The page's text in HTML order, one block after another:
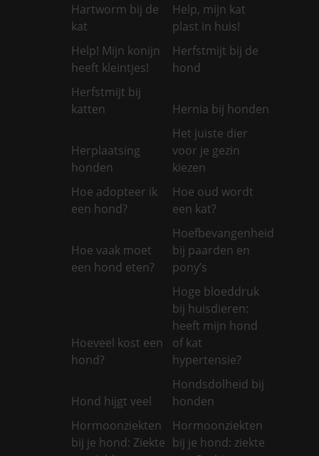
Hartworm bij de
kat
Help, mijn kat
plast in huis!
Help! Mijn konijn
heeft kleintjes!
Herfstmijt bij de
hond
Herfstmijt bij
katten
Hernia bij honden
Herplaatsing
honden
Het juiste dier
voor je gezin
kiezen
Hoe adopteer ik
een hond?
Hoe oud wordt
een kat?
Hoe vaak moet
een hond eten?
Hoefbevangenheid
bij paarden en
pony’s
Hoeveel kost een
hond?
Hoge bloeddruk
bij huisdieren:
heeft mijn hond
of kat
hypertensie?
Hond hijgt veel
Hondsdolheid bij
honden
Hormoonziekten
bij je hond: Ziekte
Hormoonziekten
bij je hond: ziekte